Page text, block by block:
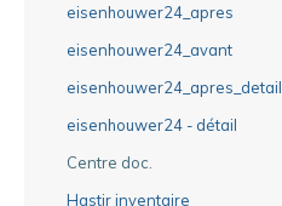
eisenhouwer24_apres
eisenhouwer24_avant
eisenhouwer24_apres_detail
eisenhouwer24 - détail
Centre doc.
Hastir inventaire